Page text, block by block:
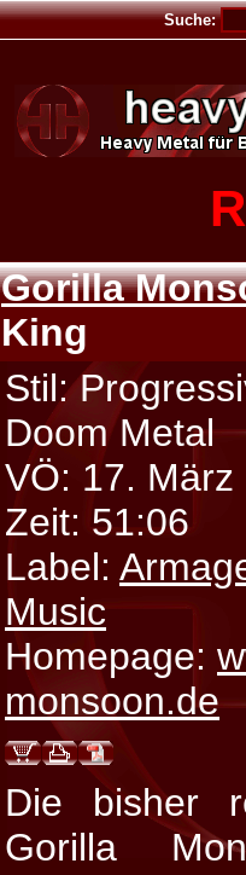
Suche:
Gorilla
King
Stil:
Doom Metal
VÖ: 17. März
Zeit: 51:06
Label:
Music
Homepage:
monsoon.de
Die bisher
Gorilla